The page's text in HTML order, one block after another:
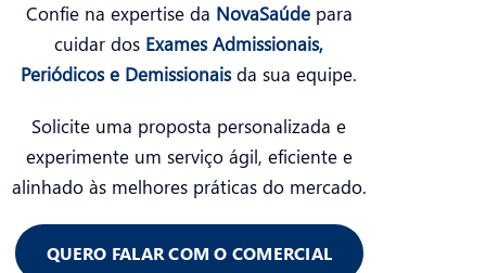
Confie na expertise da NovaSaúdepara
cuidar dos Exames Admissionais,
Periódicos e Demissionais da sua equipe.
Solicite uma proposta personalizada e
experimente um serviço ágil, eficiente e
alinhado às melhores práticas do mercado.
QUERO FALAR COM O COMERCIAL